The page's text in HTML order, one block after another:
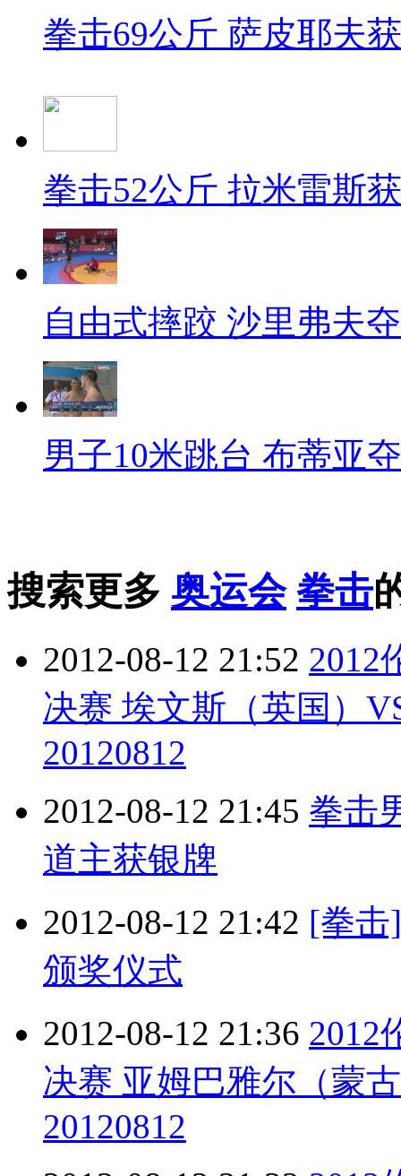
拳击69公斤 萨皮耶夫
拳击52公斤 拉米雷斯
自由式摔跤 沙里弗夫
男子10米跳台 布蒂亚
搜索更多 奥运会 拳击
2012-08-12 21:52 2012
决赛 埃文斯（英国）
20120812
2012-08-12 21:45 拳击
道主获银牌
2012-08-12 21:42 [拳击
颁奖仪式
2012-08-12 21:36 2012
决赛 亚姆巴雅尔（蒙
20120812